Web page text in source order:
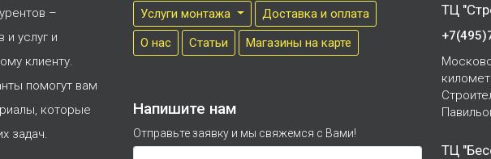
–
услуг и
клиенту.
помогут вам
которые
задач.
Услуги монтажа
Доставка и оплата
О нас
Cтатьи Магазины на карте
Напишите нам
Отправьте заявку и мы свяжемся с Вами!
ТЦ
ТЦ